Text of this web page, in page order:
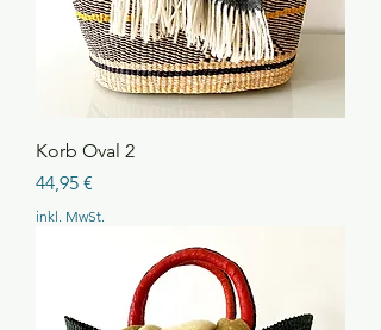
Korb Oval 2
Preis
44,95 €
inkl. MwSt.